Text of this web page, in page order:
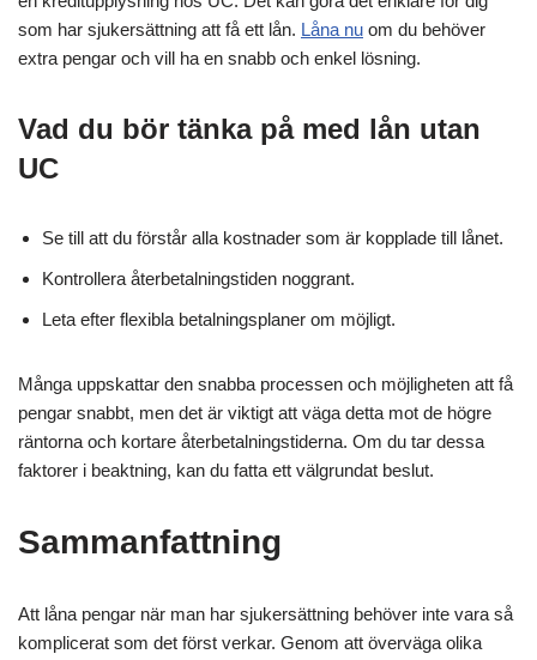
som har sjukersättning att få ett lån. Låna nu om du behöver
extra pengar och vill ha en snabb och enkel lösning.
Vad du bör tänka på med lån utan
UC
Se till att du förstår alla kostnader som är kopplade till lånet.
Kontrollera återbetalningstiden noggrant.
Leta efter flexibla betalningsplaner om möjligt.
Många uppskattar den snabba processen och möjligheten att få
pengar snabbt, men det är viktigt att väga detta mot de högre
räntorna och kortare återbetalningstiderna. Om du tar dessa
faktorer i beaktning, kan du fatta ett välgrundat beslut.
Sammanfattning
Att låna pengar när man har sjukersättning behöver inte vara så
komplicerat som det först verkar. Genom att överväga olika